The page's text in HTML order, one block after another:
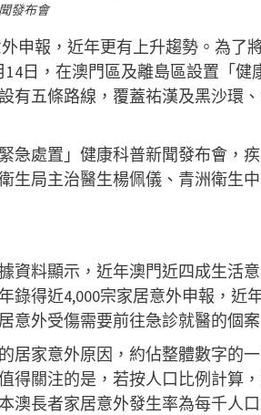
發布會
申報，近年更有上升趨勢。為了
日，在澳門區及離島區設置「健
有五條路線，覆蓋祐漢及黑沙環
急處置」健康科普新聞發布會，
生局主治醫生楊佩儀、青洲衛生
資料顯示，近年澳門近四成生活
錄得近4,000宗家居意外申報，近
意外受傷需要前往急診就醫的個案
居家意外原因，約佔整體數字的
得關注的是，若按人口比例計算
澳長者家居意外發生率為每千人